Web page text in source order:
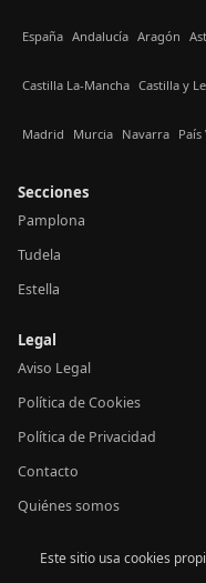
España Andalucía Aragón
Castilla La-Mancha Castilla y
Madrid Murcia Navarra País
Secciones
Pamplona
Tudela
Estella
Legal
Aviso Legal
Política de Cookies
Política de Privacidad
Contacto
Quiénes somos
©
Este sitio usa cookies